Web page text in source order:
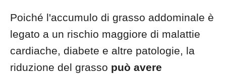
Poiché l'accumulo di grasso addominale è
legato a un rischio maggiore di malattie
cardiache, diabete e altre patologie, la
riduzione del grasso può avere